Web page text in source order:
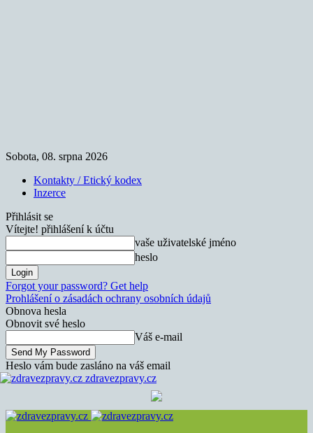
Sobota, 08. srpna 2026
Kontakty / Etický kodex
Inzerce
Přihlásit se
Vítejte! přihlášení k účtu
vaše uživatelské jméno
heslo
Forgot your password? Get help
Prohlášení o zásadách ochrany osobních údajů
Obnova hesla
Obnovit své heslo
Váš e-mail
Heslo vám bude zasláno na váš email
zdravezpravy.cz